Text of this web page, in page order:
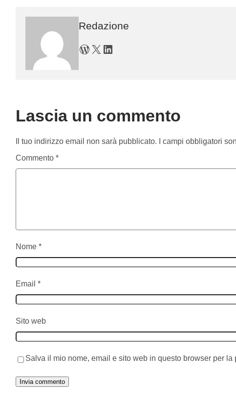
Redazione
WordPress X LinkedIn
Lascia un commento
Il tuo indirizzo email non sarà pubblicato. I campi obbligatori
Commento *
Nome *
Email *
Sito web
Salva il mio nome, email e sito web in questo browser per la